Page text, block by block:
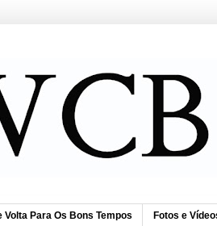
Volta Para Os Bons Tempos Fotos e